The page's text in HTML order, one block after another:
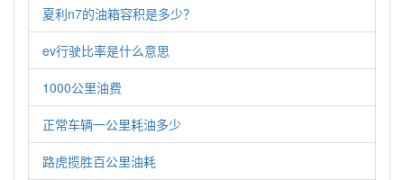
夏利n7的油箱容积是多少？
ev行驶比率是什么意思
1000公里油费
正常车辆一公里耗油多少
路虎揽胜百公里油耗